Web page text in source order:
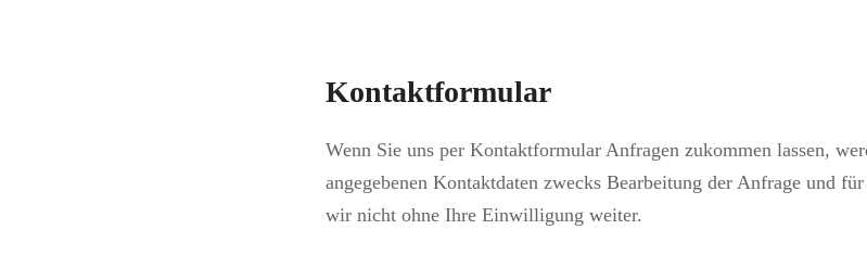
Kontaktformular
Wenn Sie uns per Kontaktformular Anfragen zukommen lassen,
angegebenen Kontaktdaten zwecks Bearbeitung der Anfrage und
wir nicht ohne Ihre Einwilligung weiter.